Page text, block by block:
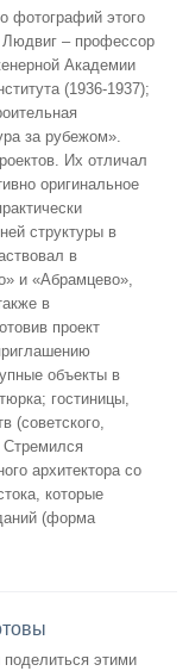
фотографий этого
Людвиг – профессор
Академии
(1936-1937);
за рубежом».
Их отличал
оригинальное
структуры в
в
и «Абрамцево»,
в
проект
объекты в
гостиницы,
(советского,
архитектора со
которые
(форма
этими